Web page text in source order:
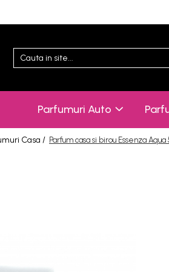
Parfumuri Auto
Casa / Parfum casa si birou Essenza